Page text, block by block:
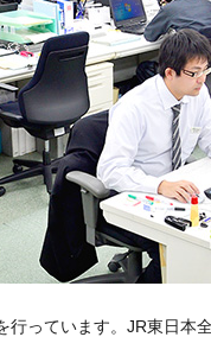
行っています。JR東日